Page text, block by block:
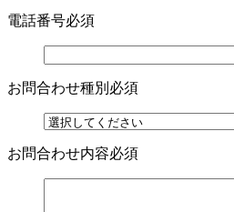
電話番号必須
お問合わせ種別 必須
お問合わせ内容必須